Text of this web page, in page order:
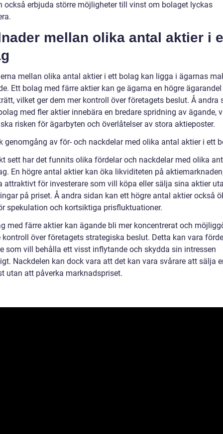
också erbjuda större möjligheter till vinst om bolaget lyckas
mellan olika antal aktier i
mellan olika antal aktier i ett bolag kan ligga i ägarnas
Ett bolag med färre aktier kan ge ägarna en högre
vilket ger dem mer kontroll över företagets beslut. Å andra
med fler aktier innebära en bredare spridning av ägande,
risken för ägarbyten och överlåtelser av stora aktieposter.
genomgång av för- och nackdelar med olika antal aktier i ett
sett har det funnits olika fördelar och nackdelar med olika
En högre antal aktier kan öka likviditeten på
attraktivt för investerare som vill köpa eller sälja sina aktier
på priset. Å andra sidan kan ett högre antal aktier också
spekulation och kortsiktiga prisfluktuationer.
med färre aktier kan ägande bli mer koncentrerat och
kontroll över företagets strategiska beslut. Detta kan vara
som vill behålla ett visst inflytande och skydda sin intressen
Nackdelen kan dock vara att det kan vara svårare att sälja
utan att påverka marknadspriset.